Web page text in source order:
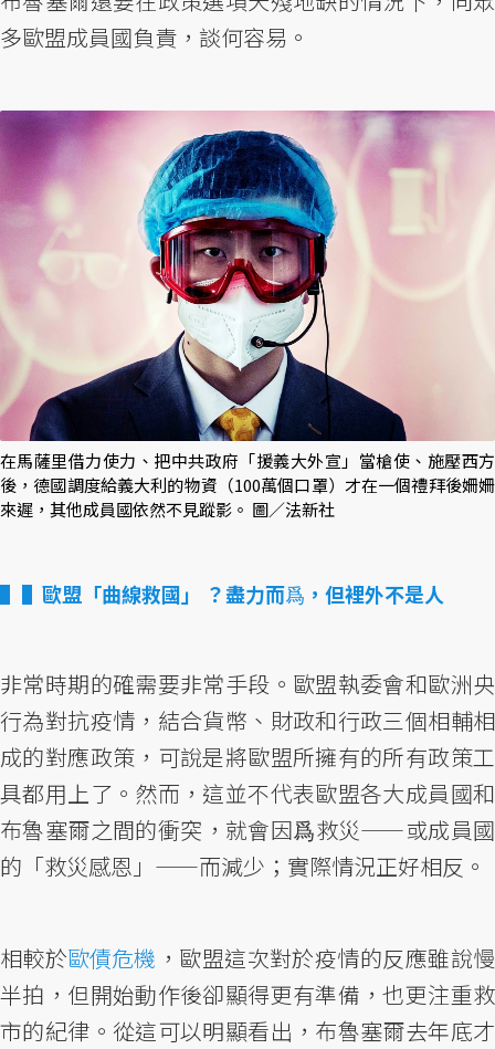
多歐盟成員國負責，談何容易。
在馬薩里借力使力、把中共政府「援義大外宣」當槍使、施壓西方
後，德國調度給義大利的物資（100萬個口罩）才在一個禮拜後姍姍
來遲，其他成員國依然不見蹤影。 圖／法新社
▌歐盟「曲線救國」 ？盡力而爲，但裡外不是人
非常時期的確需要非常手段。歐盟執委會和歐洲央
行為對抗疫情，結合貨幣、財政和行政三個相輔相
成的對應政策，可說是將歐盟所擁有的所有政策工
具都用上了。然而，這並不代表歐盟各大成員國和
布魯塞爾之間的衝突，就會因爲救災——或成員國
的「救災感恩」——而減少；實際情況正好相反。
相較於歐債危機 ，歐盟這次對於疫情的反應雖說慢
半拍，但開始動作後卻顯得更有準備，也更注重救
市的紀律。從這可以明顯看出，布魯塞爾去年底才